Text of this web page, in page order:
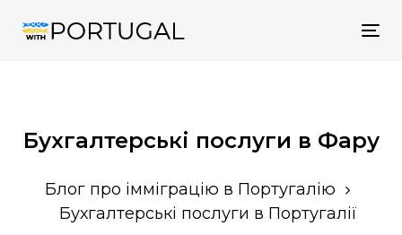
Бухгалтерські послуги в Фару
Блог про імміграцію в Португалію
Бухгалтерські послуги в Португалії